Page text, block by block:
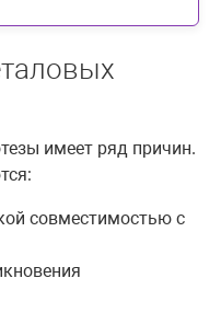
имеет ряд причин.
совместимостью с